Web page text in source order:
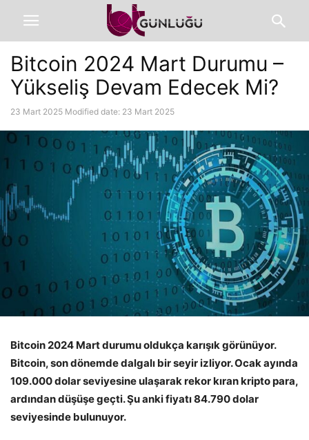
Bitcoin 2024 Mart Durumu –
Yükseliş Devam Edecek Mi?
23 Mart 2025 Modified date: 23 Mart 2025
Bitcoin 2024 Mart durumu oldukça karışık görünüyor.
Bitcoin, son dönemde dalgalı bir seyir izliyor. Ocak ayında
109.000 dolar seviyesine ulaşarak rekor kıran kripto para,
ardından düşüşe geçti. Şu anki fiyatı 84.790 dolar
seviyesinde bulunuyor.​